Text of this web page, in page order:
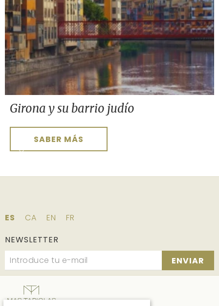
Girona y su barrio judío
SABER MÁS
ES CA EN
FR
NEWSLETTER
ENVIAR